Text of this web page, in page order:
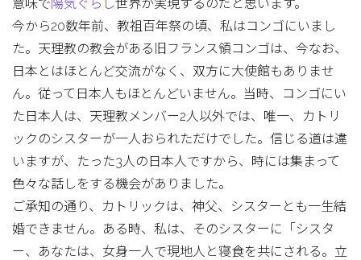
意味で陽気ぐらし世界が実現するのだと思います。
今から20数年前、教祖百年祭の頃、私はコンゴにいまし
た。天理教の教会がある旧フランス領コンゴは、今なお、
日本とはほとんど交流がなく、双方に大使館もありませ
ん。従って日本人もほとんどいません。当時、コンゴにい
た日本人は、天理教メンバー2人以外では、唯一、カトリ
ックのシスターが一人おられただけでした。信じる道は違
いますが、たった3人の日本人ですから、時には集まって
色々な話しをする機会がありました。
ご承知の通り、カトリックは、神父、シスターとも一生結
婚できません。ある時、私は、そのシスターに「シスタ
ー、あなたは、女身一人で現地人と寝食を共にされる。立